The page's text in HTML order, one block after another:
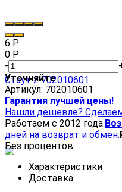
6 Р
0 Р
-
Уточняйте
Артикул: 702010601
Гарантия лучшей цены!
Нашли дешевле?
Работаем с 2012 года.
дней на возврат и обмен.
Без процентов.
Характеристики
Доставка